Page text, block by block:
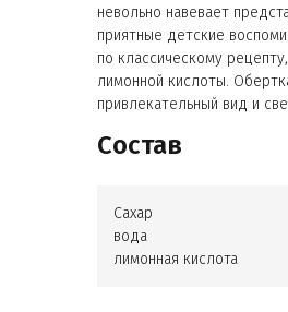
невольно навевает
приятные детские
по классическому
лимонной кислоты.
привлекательный вид и
Состав
Сахар
вода
лимонная кислота